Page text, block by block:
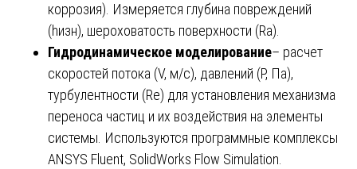
коррозия). Измеряется глубина повреждений
(hизн), шероховатость поверхности (Ra).
Гидродинамическое моделирование– расчет
скоростей потока (V, м/с), давлений (P, Па),
турбулентности (Re) для установления механизма
переноса частиц и их воздействия на элементы
системы. Используются программные комплексы
ANSYS Fluent, SolidWorks Flow Simulation.